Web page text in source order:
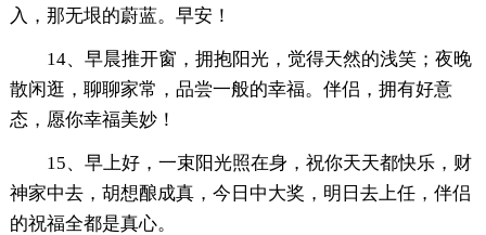
入，那无垠的蔚蓝。早安！
14、早晨推开窗，拥抱阳光，觉得天然的浅笑；夜晚
散闲逛，聊聊家常，品尝一般的幸福。伴侣，拥有好意
态，愿你幸福美妙！
15、早上好，一束阳光照在身，祝你天天都快乐，财
神家中去，胡想酿成真，今日中大奖，明日去上任，伴侣
的祝福全都是真心。